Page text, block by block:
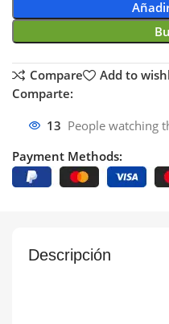
Compare
Add to
Comparte:
13 People watching
Payment Methods:
Descripción